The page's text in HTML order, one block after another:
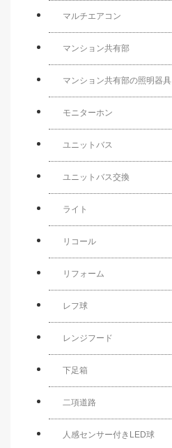
マルチエアコン
マンション共有部
マンション共有部の照明器具
モニターホン
ユニットバス
ユニットバス交換
ライト
リコール
リフォーム
レフ球
レンジフード
下足箱
二項道路
人感センサー付きLED球